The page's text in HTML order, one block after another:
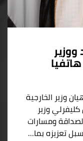
وزير الخارجية
وزير
ومسارات
تعزيزه بما…